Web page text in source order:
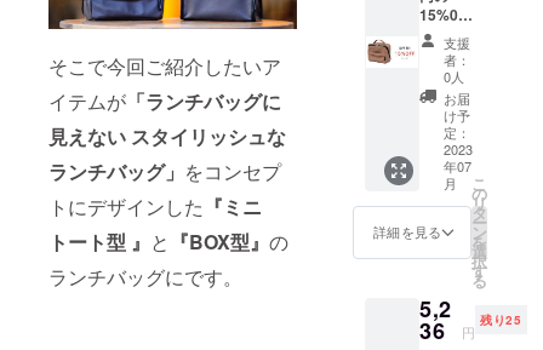
そこで今回ご紹介したいア
イテムが 「ランチバッグに
見えない スタイリッシュな
ランチバッグ」 をコンセプ
トにデザインした 『ミニ
トート型 』 と 『BOX型』 の
ランチバッグにです。
に変化して
いくライフ
スタイル。
それととも
に、働く人
の持ち物も
変化してい
ます。
HACOVORO
では、現代
している機
能性に焦点
) ※仕
様、デ
ザイン
等、変
更にな
る場合
がござ
いま
す。 ※
想定以
上の受
注を頂
が遅れ
る場合
15%0F
F →
5236円
（税
込）で
ご提供
【商品
単品
5000 ＋
送料600
=
5600（
6160）
(税込)】
型
(4041)×
1点
支援
者：
0人
お届
け予
定：
2023
年07
月
詳細を見る
こ
の
リ
タ
ー
ン
を
選
択
す
る
5,2
36 円
残り25